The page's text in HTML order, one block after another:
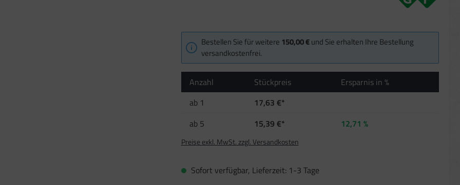
Bestellen Sie für weitere 150,00 €und Sie erhalten Ihre Bestellung
versandkostenfrei.
Anzahl Stückpreis
Ersparnis in %
ab 1
17,63 €*
ab 5 15,39 €* 12,71 %
Preise exkl. MwSt. zzgl. Versandkosten
Sofort verfügbar, Lieferzeit: 1-3 Tage